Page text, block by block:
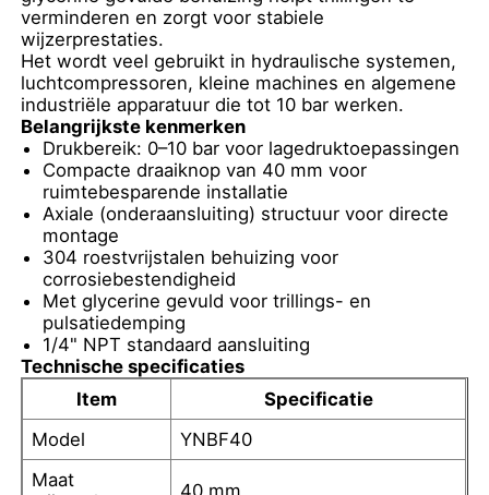
Fabrieksreis
Kwaliteitscontrole
Contacteer ons
Vraag een offerte aan
Drukmeter van roestvrij staal
schokbestendige drukmeter
Temperatuur- en manometer
verminderen en zorgt voor stabiele
wijzerprestaties.
Het wordt veel gebruikt in hydraulische systemen,
luchtcompressoren, kleine machines en algemene
industriële apparatuur die tot 10 bar werken.
Belangrijkste kenmerken
Drukbereik: 0–10 bar voor lagedruktoepassingen
Compacte draaiknop van 40 mm voor
ruimtebesparende installatie
Axiale (onderaansluiting) structuur voor directe
montage
304 roestvrijstalen behuizing voor
corrosiebestendigheid
Met glycerine gevuld voor trillings- en
pulsatiedemping
1/4" NPT standaard aansluiting
Technische specificaties
Item
Specificatie
Model
YNBF40
Maat
40 mm